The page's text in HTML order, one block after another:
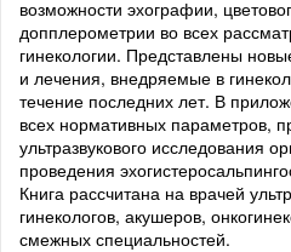
возможности эхографии,
допплерометрии во всех
гинекологии. Представлены
и лечения, внедряемые в
течение последних лет. В
всех нормативных параметров,
ультразвукового исследования
проведения
Книга рассчитана на врачей
гинекологов, акушеров,
смежных специальностей.